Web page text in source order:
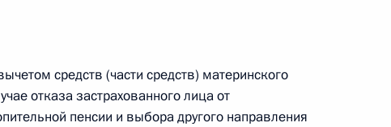
13 статьи 3 Федерального закона «О внесении
состояния“
средств (части средств) материнского
отказа застрахованного лица от
пенсии и выбора другого направления